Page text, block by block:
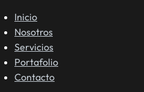
Inicio
Nosotros
Servicios
Portafolio
Contacto